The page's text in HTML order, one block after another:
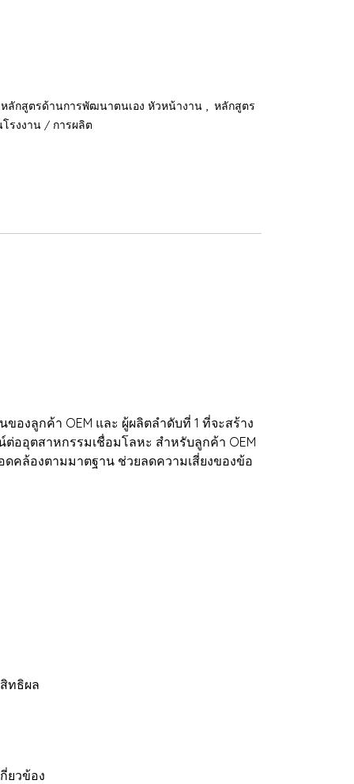
หลักสูตรด้านการพัฒนาตนเอง หัวหน้างาน
หลักสูตร
รงงาน / การผลิต
ลูกค้า OEM และ ผู้ผลิตลำดับที่ 1 ที่จะสร้าง
ออุตสาหกรรมเชื่อมโลหะ สำหรับลูกค้า OEM
คล้องตามมาตฐาน ช่วยลดความเสี่ยงของข้อ
ทธิผล
ยวข้อง